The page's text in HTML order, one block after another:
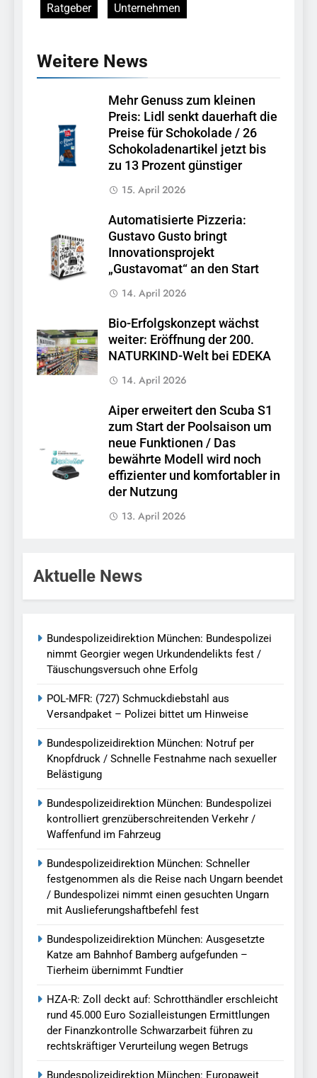
Ratgeber
Unternehmen
Weitere News
Mehr Genuss zum kleinen
Preis: Lidl senkt dauerhaft die
Preise für Schokolade / 26
Schokoladenartikel jetzt bis
zu 13 Prozent günstiger
15. April 2026
Automatisierte Pizzeria:
Gustavo Gusto bringt
Innovationsprojekt
„Gustavomat“ an den Start
14. April 2026
Bio-Erfolgskonzept wächst
weiter: Eröffnung der 200.
NATURKIND-Welt bei EDEKA
14. April 2026
Aiper erweitert den Scuba S1
zum Start der Poolsaison um
neue Funktionen / Das
bewährte Modell wird noch
effizienter und komfortabler in
der Nutzung
13. April 2026
Aktuelle News
Bundespolizeidirektion München: Bundespolizei
nimmt Georgier wegen Urkundendelikts fest /
Täuschungsversuch ohne Erfolg
POL-MFR: (727) Schmuckdiebstahl aus
Versandpaket – Polizei bittet um Hinweise
Bundespolizeidirektion München: Notruf per
Knopfdruck / Schnelle Festnahme nach sexueller
Belästigung
Bundespolizeidirektion München: Bundespolizei
kontrolliert grenzüberschreitenden Verkehr /
Waffenfund im Fahrzeug
Bundespolizeidirektion München: Schneller
festgenommen als die Reise nach Ungarn beendet
/ Bundespolizei nimmt einen gesuchten Ungarn
mit Auslieferungshaftbefehl fest
Bundespolizeidirektion München: Ausgesetzte
Katze am Bahnhof Bamberg aufgefunden –
Tierheim übernimmt Fundtier
HZA-R: Zoll deckt auf: Schrotthändler erschleicht
rund 45.000 Euro Sozialleistungen Ermittlungen
der Finanzkontrolle Schwarzarbeit führen zu
rechtskräftiger Verurteilung wegen Betrugs
Bundespolizeidirektion München: Europaweit